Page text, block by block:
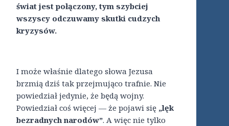
świat jest połączony, tym szybciej
wszyscy odczuwamy skutki cudzych
kryzysów.
I może właśnie dlatego słowa Jezusa
brzmią dziś tak przejmująco trafnie. Nie
powiedział jedynie, że będą wojny.
Powiedział coś więcej — że pojawi się „lęk
bezradnych narodów”. A więc nie tylko